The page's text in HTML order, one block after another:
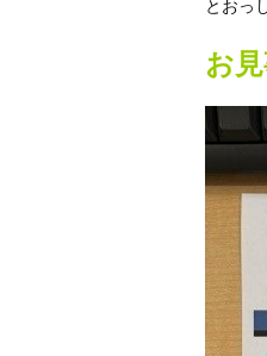
とおっ
お